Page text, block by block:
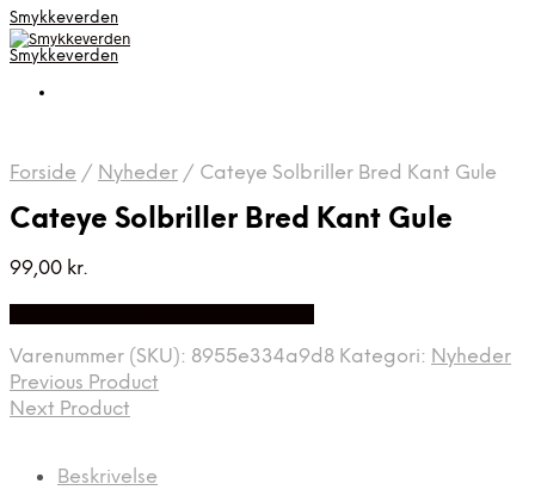
Smykkeverden
Smykkeverden
Forside / Nyheder / Cateye Solbriller Bred Kant Gule
Cateye Solbriller Bred Kant Gule
99,00 kr.
Varenummer (SKU): 8955e334a9d8 Kategori: Nyheder
Previous Product
Next Product
Beskrivelse